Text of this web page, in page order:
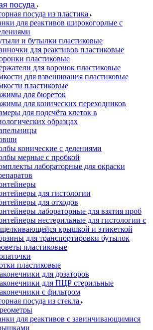
посуда
посуда из пластика
для реактивов широкогорлые с
и бутылки пластиковые
для реактивов пластиковые
пластиковые
для воронок пластиковые
для взвешивания пластиковые
пластиковые
для бюреток
для конических переходников
для подсчёта клеток в
образцах
конические с делениями
мерные с пробкой
лабораторные для окраски
для гистологии
для отходов
лабораторные для взятия проб
нестерильные для гистологии с
крышкой и этикеткой
для транспортировки бутылок
пластиковые
пластиковые
для дозаторов
для ПЦР стерильные
с фильтром
посуда из стекла
для реактивов с завинчивающимися